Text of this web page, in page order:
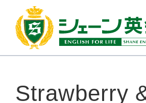
Strawberry